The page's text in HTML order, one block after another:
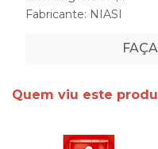
Fabricante: NIASI
Quem viu este